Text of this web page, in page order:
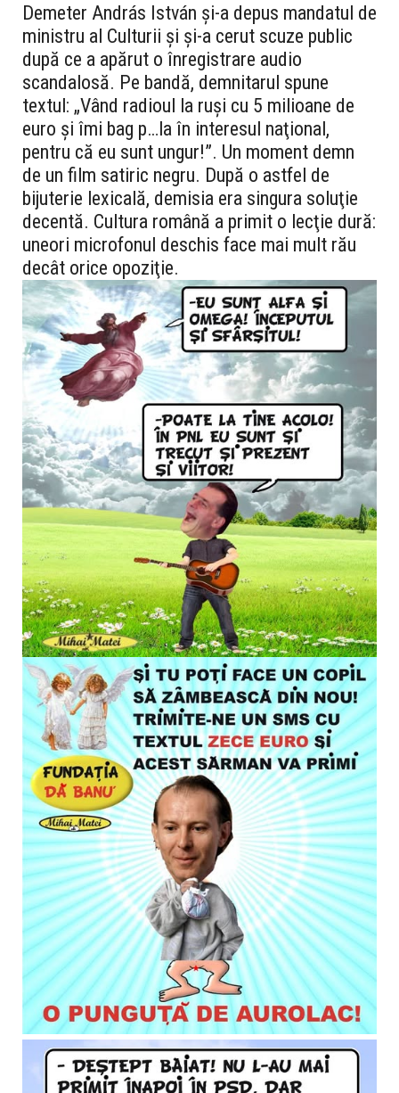
Demeter András István şi-a depus mandatul de
ministru al Culturii şi şi-a cerut scuze public
după ce a apărut o înregistrare audio
scandalosă. Pe bandă, demnitarul spune
textul: „Vând radioul la ruşi cu 5 milioane de
euro şi îmi bag p…la în interesul naţional,
pentru că eu sunt ungur!”. Un moment demn
de un film satiric negru. După o astfel de
bijuterie lexicală, demisia era singura soluţie
decentă. Cultura română a primit o lecţie dură:
uneori microfonul deschis face mai mult rău
decât orice opoziţie.